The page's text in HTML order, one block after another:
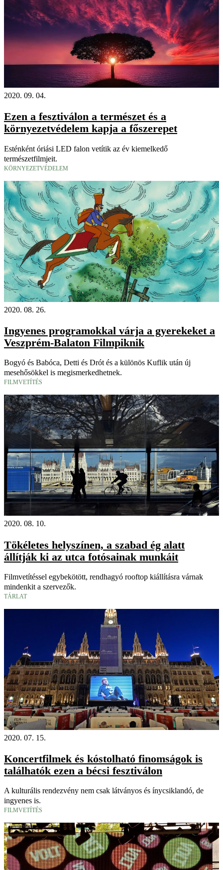
2020. 09. 04.
Ezen a fesztiválon a természet és a
környezetvédelem kapja a főszerepet
Esténként óriási LED falon vetítik az év kiemelkedő
természetfilmjeit.
KÖRNYEZETVÉDELEM
2020. 08. 26.
Ingyenes programokkal várja a gyerekeket a
Veszprém-Balaton Filmpiknik
Bogyó és Babóca, Detti és Drót és a különös Kuflik után új
mesehősökkel is megismerkedhetnek.
FILMVETÍTÉS
2020. 08. 10.
Tökéletes helyszínen, a szabad ég alatt
állítják ki az utca fotósainak munkáit
Filmvetítéssel egybekötött, rendhagyó rooftop kiállításra várnak
mindenkit a szervezők.
TÁRLAT
2020. 07. 15.
Koncertfilmek és kóstolható finomságok is
találhatók ezen a bécsi fesztiválon
A kulturális rendezvény nem csak látványos és ínycsiklandó, de
ingyenes is.
FILMVETÍTÉS